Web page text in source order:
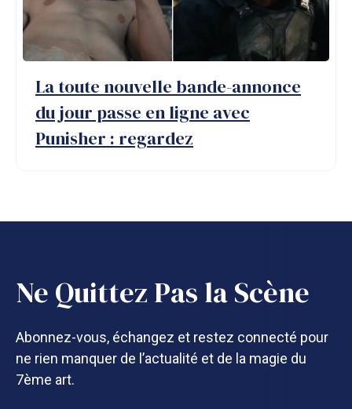
La toute nouvelle bande-annonce
du jour passe en ligne avec
Punisher : regardez
Ne Quittez Pas la Scène
Abonnez-vous, échangez et restez connecté pour
ne rien manquer de l’actualité et de la magie du
7ème art.